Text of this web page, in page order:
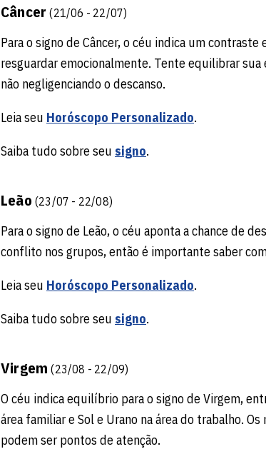
Câncer(21/06 - 22/07)
Para o signo de Câncer, o céu indica um
resguardar emocionalmente. Tente equilibrar
não negligenciando o descanso.
Leia seu Horóscopo Personalizado.
Saiba tudo sobre seu signo.
Leão (23/07 - 22/08)
Para o signo de Leão, o céu aponta a chance de
conflito nos grupos, então é importante saber
Leia seu Horóscopo Personalizado.
Saiba tudo sobre seu signo.
Virgem(23/08 - 22/09)
O céu indica equilíbrio para o signo de Virgem,
área familiar e Sol e Urano na área do trabalho.
podem ser pontos de atenção.